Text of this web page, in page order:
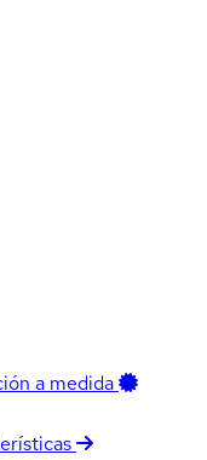
a medida